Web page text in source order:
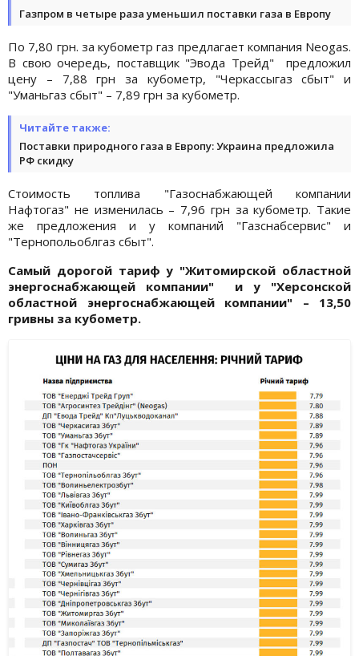
Газпром в четыре раза уменьшил поставки газа в Европу
По 7,80 грн. за кубометр газ предлагает компания Neogas.
В свою очередь, поставщик "Эвода Трейд" предложил
цену – 7,88 грн за кубометр, "Черкассыгаз сбыт" и
"Уманьгаз сбыт" – 7,89 грн за кубометр.
Читайте также:
Поставки природного газа в Европу: Украина предложила
РФ скидку
Стоимость топлива "Газоснабжающей компании
Нафтогаз" не изменилась – 7,96 грн за кубометр. Такие
же предложения и у компаний "Газснабсервис" и
"Тернопольоблгаз сбыт".
Самый дорогой тариф у "Житомирской областной
энергоснабжающей компании" и у "Херсонской
областной энергоснабжающей компании" – 13,50
гривны за кубометр.